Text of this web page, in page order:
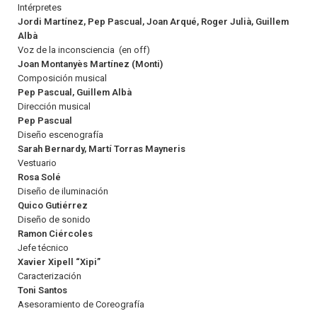
Intérpretes
Jordi Martínez, Pep Pascual, Joan Arqué, Roger Julià, Guillem
Albà
Voz de la inconsciencia (en off)
Joan Montanyès Martínez (Monti)
Composición musical
Pep Pascual, Guillem Albà
Dirección musical
Pep Pascual
Diseño escenografía
Sarah Bernardy, Martí Torras Mayneris
Vestuario
Rosa Solé
Diseño de iluminación
Quico Gutiérrez
Diseño de sonido
Ramon Ciércoles
Jefe técnico
Xavier Xipell “Xipi”
Caracterización
Toni Santos
Asesoramiento de Coreografía